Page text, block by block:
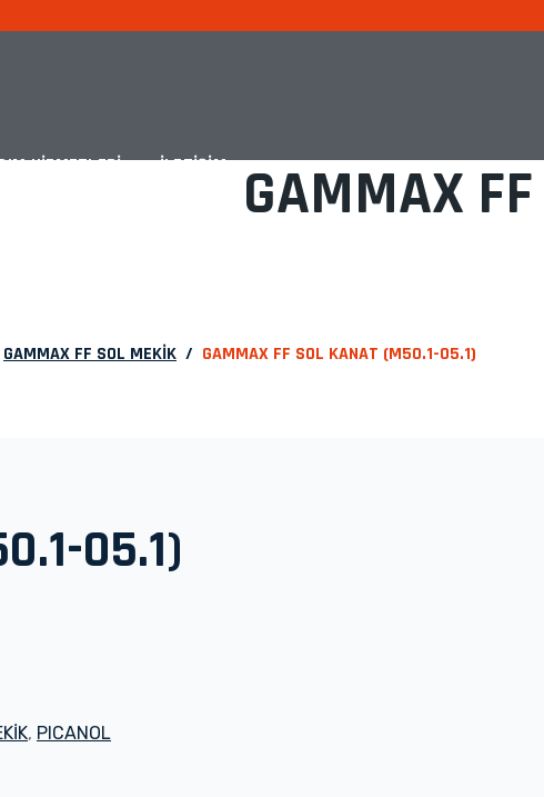
HIZMETLERI İLETIŞIM
GAMMAX
GAMMAX FF SOL MEKİK / GAMMAX FF SOL KANAT (M50.1-05.1)
05.1)
, PICANOL